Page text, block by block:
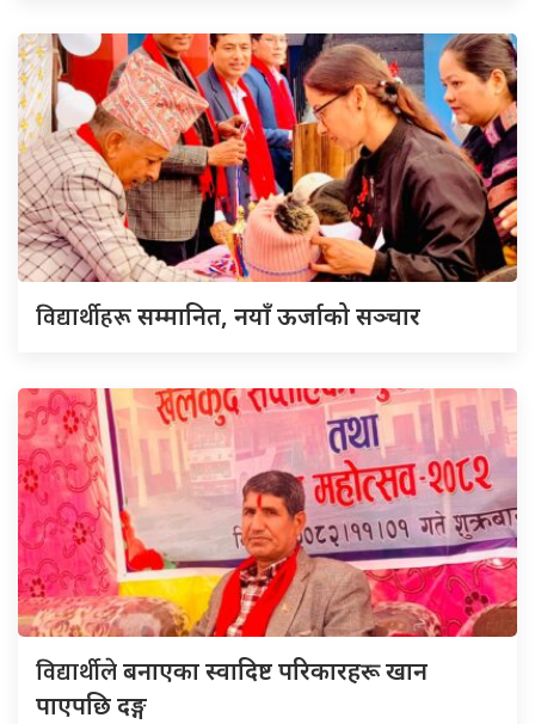
विद्यार्थीहरूसम्मानित, नयाँ ऊर्जाको सञ्चार
विद्यार्थीलेबनाएका स्वादिष्ट परिकारहरू खान
पाएपछि दङ्ग